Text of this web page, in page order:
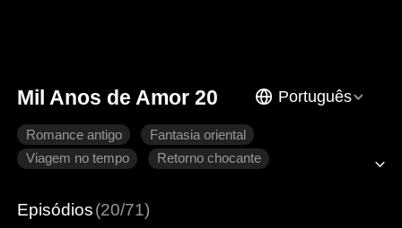
Mil Anos de Amor 20 Português
Romance antigo
Fantasia oriental
Viagem no tempo
Retorno chocante
Episódios(20/71)